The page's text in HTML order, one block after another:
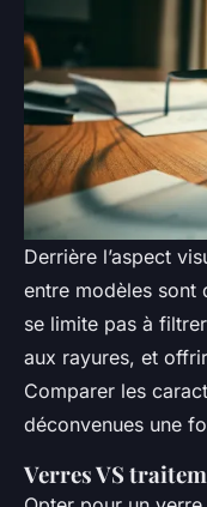
Derrière l’aspect
entre modèles sont
se limite pas à
aux rayures, et
Comparer les
déconvenues une
Verres VS